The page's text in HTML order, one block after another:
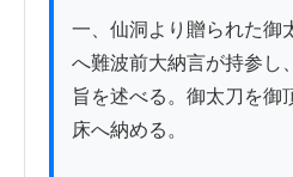
一、仙洞より贈られた御
へ難波前大納言が持参し
旨を述べる。御太刀を御
床へ納める。